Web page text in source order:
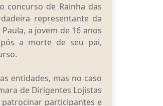
concurso de Rainha das
representante da
a jovem de 16 anos
a morte de seu pai,
entidades, mas no caso
de Dirigentes Lojistas
participantes e